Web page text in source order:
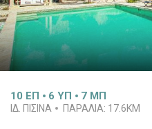
10 ΕΠ 6 ΥΠ 7 ΜΠ
ΙΔ. ΠΙΣΊΝΑ ΠΑΡΑΛΊΑ: 17.6KM